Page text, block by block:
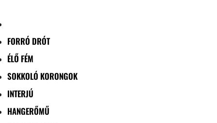
FORRÓ DRÓT
ÉLŐ FÉM
SOKKOLÓ KORONGOK
INTERJÚ
HANGERŐMŰ